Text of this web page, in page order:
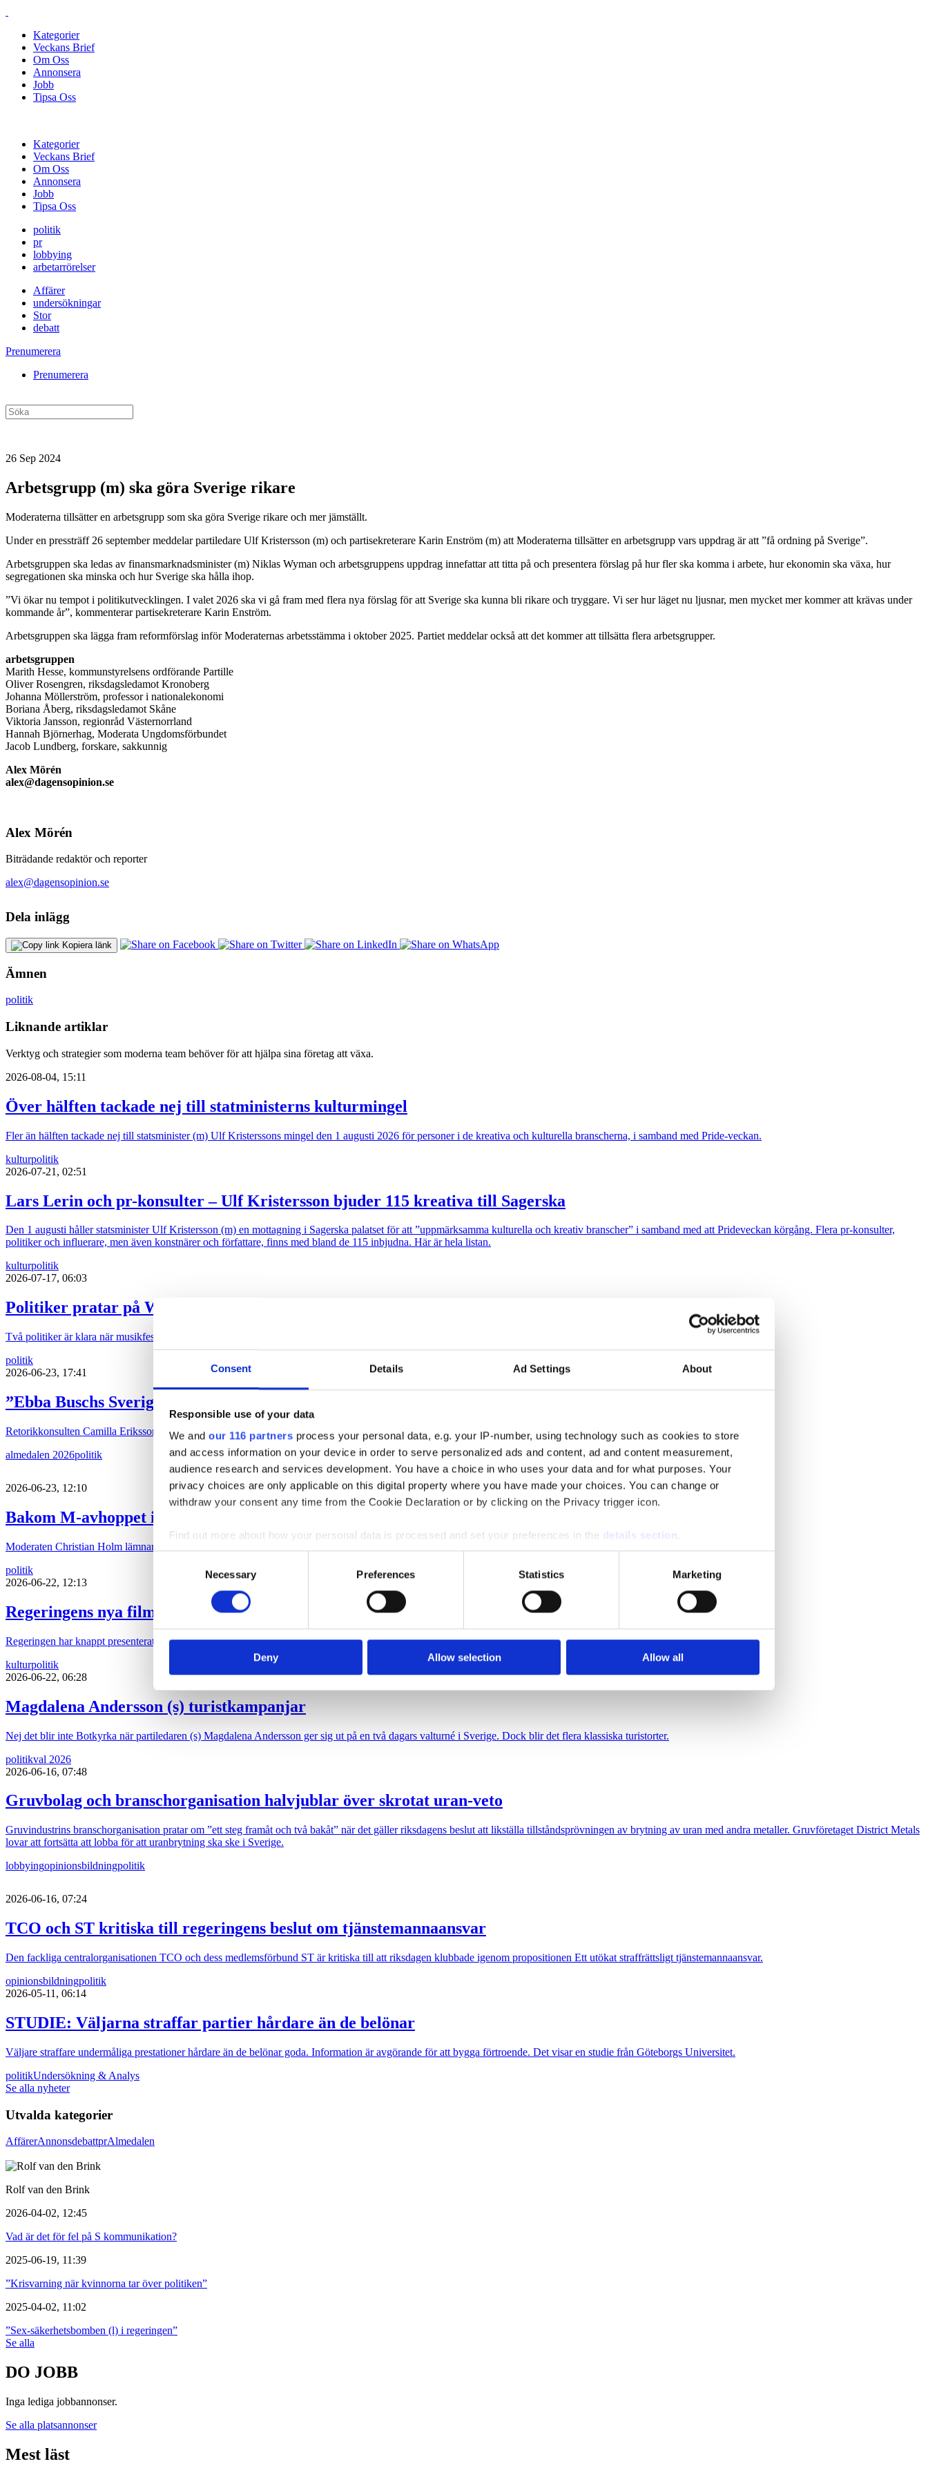
Consent Details Ad Settings About
Responsible use of your data
We and our 116 partners process your personal data, e.g. your IP-number, using technology such as cookies to store
and access information on your device in order to serve personalized ads and content, ad and content measurement,
audience research and services development. You have a choice in who uses your data and for what purposes. Your
privacy choices are only applicable on this digital property where you have made your choices. You can change or
withdraw your consent any time from the Cookie Declaration or by clicking on the Privacy trigger icon.
Find out more about how your personal data is processed and set your preferences in the details section
We use cookies to personalise content and ads, to provide social media features and to analyse our traffic. We also share
information about your use of our site with our social media, advertising and analytics partners who may combine it with
other information that you’ve provided to them or that they’ve collected from your use of their services.
Necessary Preferences Statistics Marketing
Deny Allow selection Allow all
Kategorier
Veckans Brief
Om Oss
Annonsera
Jobb
Tipsa Oss
Kategorier
Veckans Brief
Om Oss
Annonsera
Jobb
Tipsa Oss
politik
pr
lobbying
arbetarrörelser
Affärer
undersökningar
Stor
debatt
Prenumerera
Prenumerera
26 Sep 2024
Arbetsgrupp (m) ska göra Sverige rikare
Moderaterna tillsätter en arbetsgrupp som ska göra Sverige rikare och mer jämställt.
Under en pressträff 26 september meddelar partiledare Ulf Kristersson (m) och partisekreterare Karin Enström (m) att Moderaterna tillsätter en arbetsgrupp vars uppdrag är att ”få ordning på Sverige”.
Arbetsgruppen ska ledas av finansmarknadsminister (m) Niklas Wyman och arbetsgruppens uppdrag innefattar att titta på och presentera förslag på hur fler ska komma i arbete, hur ekonomin ska växa, hur
segregationen ska minska och hur Sverige ska hålla ihop.
”Vi ökar nu tempot i politikutvecklingen. I valet 2026 ska vi gå fram med flera nya förslag för att Sverige ska kunna bli rikare och tryggare. Vi ser hur läget nu ljusnar, men mycket mer kommer att krävas under
kommande år”, kommenterar partisekreterare Karin Enström.
Arbetsgruppen ska lägga fram reformförslag inför Moderaternas arbetsstämma i oktober 2025. Partiet meddelar också att det kommer att tillsätta flera arbetsgrupper.
arbetsgruppen
Marith Hesse, kommunstyrelsens ordförande Partille
Oliver Rosengren, riksdagsledamot Kronoberg
Johanna Möllerström, professor i nationalekonomi
Boriana Åberg, riksdagsledamot Skåne
Viktoria Jansson, regionråd Västernorrland
Hannah Björnerhag, Moderata Ungdomsförbundet
Jacob Lundberg, forskare, sakkunnig
Alex Mörén
alex@dagensopinion.se
Alex Mörén
Biträdande redaktör och reporter
alex@dagensopinion.se
Dela inlägg
Kopiera länk
Ämnen
politik
Liknande artiklar
Verktyg och strategier som moderna team behöver för att hjälpa sina företag att växa.
2026-08-04, 15:11
Över hälften tackade nej till statministerns kulturmingel
Fler än hälften tackade nej till statsminister (m) Ulf Kristerssons mingel den 1 augusti 2026 för personer i de kreativa och kulturella branscherna, i samband med Pride-veckan.
kulturpolitik
2026-07-21, 02:51
Lars Lerin och pr-konsulter – Ulf Kristersson bjuder 115 kreativa till Sagerska
Den 1 augusti håller statsminister Ulf Kristersson (m) en mottagning i Sagerska palatset för att ”uppmärksamma kulturella och kreativ branscher” i samband med att Prideveckan körgång. Flera pr-konsulter,
politiker och influerare, men även konstnärer och författare, finns med bland de 115 inbjudna. Här är hela listan.
kulturpolitik
2026-07-17, 06:03
Politiker pratar på Way out West
Två politiker är klara när musikfestivalen Way out West återinför samtal i programmet. Programledare är Messiah Hallberg, som vanligtvis leder Svenska Nyheter i SVT.
politik
2026-06-23, 17:41
”Ebba Buschs Sverigedröm kräver hårdare auktoritet”
Retorikkonsulten Camilla Eriksson analyserar partiledartalen i Almedalen via sin proprietära varumärkesmodell Field of Meaning. Först ut är KD-ledaren Ebba Busch tal.
almedalen 2026politik
2026-06-23, 12:10
Bakom M-avhoppet i Karlstad
Moderaten Christian Holm lämnar sina politiska uppdrag i Karlstad kommun och drar tillbaka sin kandidatur inför höstens riksdagsval. Flera källor pekar ut anledningen.
politik
2026-06-22, 12:13
Regeringens nya filmpolitik sågas
Regeringen har knappt presenterat sin proposition ”Ny politisk inriktning för ett starkare filmland”, förrän den sågas.
kulturpolitik
2026-06-22, 06:28
Magdalena Andersson (s) turistkampanjar
Nej det blir inte Botkyrka när partiledaren (s) Magdalena Andersson ger sig ut på en två dagars valturné i Sverige. Dock blir det flera klassiska turistorter.
politikval 2026
2026-06-16, 07:48
Gruvbolag och branschorganisation halvjublar över skrotat uran-veto
Gruvindustrins branschorganisation pratar om ”ett steg framåt och två bakåt” när det gäller riksdagens beslut att likställa tillståndsprövningen av brytning av uran med andra metaller. Gruvföretaget District Metals
lovar att fortsätta att lobba för att uranbrytning ska ske i Sverige.
lobbyingopinionsbildningpolitik
2026-06-16, 07:24
TCO och ST kritiska till regeringens beslut om tjänstemannaansvar
Den fackliga centralorganisationen TCO och dess medlemsförbund ST är kritiska till att riksdagen klubbade igenom propositionen Ett utökat straffrättsligt tjänstemannaansvar.
opinionsbildningpolitik
2026-05-11, 06:14
STUDIE: Väljarna straffar partier hårdare än de belönar
Väljare straffare undermåliga prestationer hårdare än de belönar goda. Information är avgörande för att bygga förtroende. Det visar en studie från Göteborgs Universitet.
politikUndersökning & Analys
Se alla nyheter
Utvalda kategorier
AffärerAnnonsdebattprAlmedalen
Rolf van den Brink
2026-04-02, 12:45
Vad är det för fel på S kommunikation?
2025-06-19, 11:39
”Krisvarning när kvinnorna tar över politiken”
2025-04-02, 11:02
”Sex-säkerhetsbomben (l) i regeringen”
Se alla
DO JOBB
Inga lediga jobbannonser.
Se alla platsannonser
Mest läst